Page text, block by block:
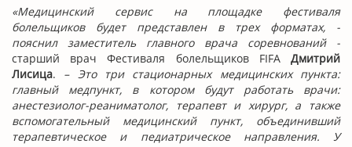
«Медицинский сервис на площадке фестиваля
болельщиков будет представлен в трех форматах, -
пояснил заместитель главного врача соревнований -
старший врач Фестиваля болельщиков FIFA Дмитрий
Лисица. – Это три стационарных медицинских пункта:
главный медпункт, в котором будут работать врачи:
анестезиолог-реаниматолог, терапевт и хирург, а также
вспомогательный медицинский пункт, объединивший
терапевтическое и педиатрическое направления. У